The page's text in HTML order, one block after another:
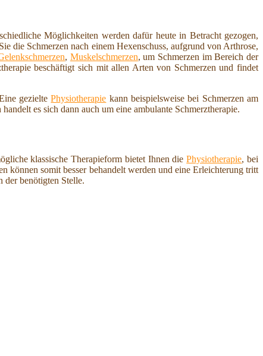
Möglichkeiten werden dafür heute in Betracht gezogen,
die Schmerzen nach einem Hexenschuss, aufgrund von Arthrose,
, Muskelschmerzen, um Schmerzen im Bereich der
beschäftigt sich mit allen Arten von Schmerzen und findet
gezieltePhysiotherapie kann beispielsweise bei Schmerzen am
es sich dann auch um eine ambulante Schmerztherapie.
klassische Therapieform bietet Ihnen diePhysiotherapie, bei
können somit besser behandelt werden und eine Erleichterung tritt
der benötigten Stelle.